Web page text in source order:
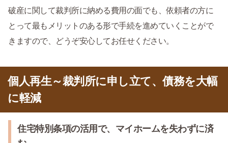
破産に関して裁判所に納める費用の面でも、依頼者の方に
とって最もメリットのある形で手続を進めていくことがで
きますので、どうぞ安心してお任せください。
個人再生～裁判所に申し立て、債務を大幅
に軽減
住宅特別条項の活用で、マイホームを失わずに済